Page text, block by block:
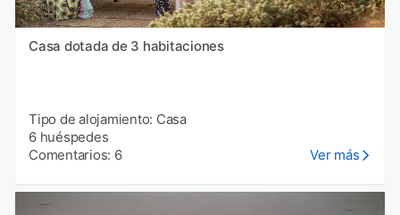
Casa dotada de 3 habitaciones
Tipo de alojamiento: Casa
6 huéspedes
Comentarios: 6
Ver más